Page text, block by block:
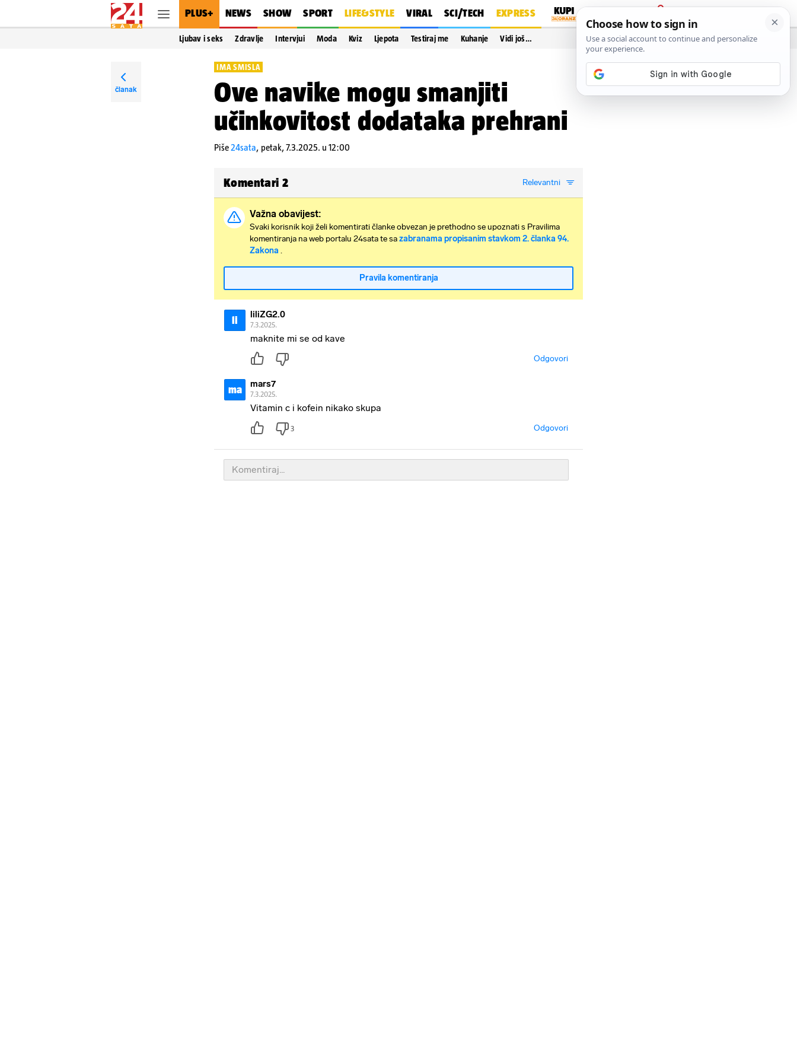
PLUS+ NEWS SHOW SPORT LIFE&STYLE VIRAL SCI/TECH EXPRESS
PRIJAVA
Ljubav i seks Zdravlje Intervjui Moda Kviz Ljepota Testiraj me Kuhanje Vidi još…
članak
IMA SMISLA
Ove navike mogu smanjiti
učinkovitost dodataka prehrani
Piše24sata, petak, 7.3.2025. u 12:00
Komentari 2 Relevantni
Važna obavijest:
Svaki korisnik koji želi komentirati članke obvezan je prethodno se upoznati s Pravilima
komentiranja na web portalu 24sata te sazabranama propisanim stavkom 2. članka 94.
Zakona .
Pravila komentiranja
li liliZG2.0
7.3.2025.
maknite mi se od kave
Odgovori
ma mars7
7.3.2025.
Vitamin c i kofein nikako skupa
3 Odgovori